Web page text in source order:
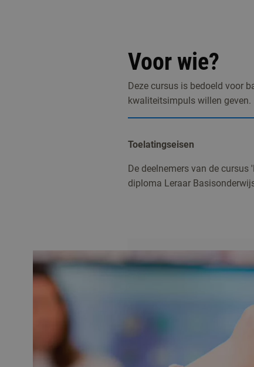
Voor wie?
Deze cursus is bedoeld voor
kwaliteitsimpuls willen geven.
Toelatingseisen
De deelnemers van de cursus
diploma Leraar